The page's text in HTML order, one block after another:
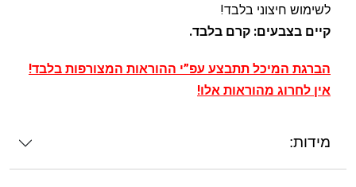
לשימוש חיצוני בלבד!
קיים בצבעים: קרם בלבד.
הברגת המיכל תתבצע עפ”י ההוראות המצורפות בלבד!
אין לחרוג מהוראות אלו!
מידות: